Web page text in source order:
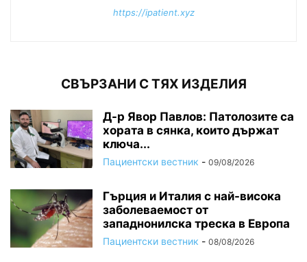
https://ipatient.xyz
СВЪРЗАНИ С ТЯХ ИЗДЕЛИЯ
Д-р Явор Павлов: Патолозите са
хората в сянка, които държат
ключа...
Пациентски вестник - 09/08/2026
Гърция и Италия с най-висока
заболеваемост от
западнонилска треска в Европа
Пациентски вестник - 08/08/2026